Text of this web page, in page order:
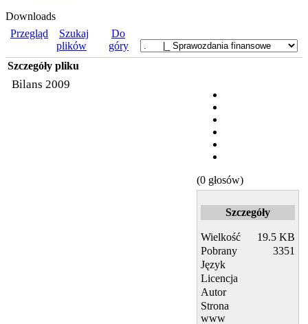
Downloads
Przegląd
Szukaj
plików
Do
góry
Szczegóły pliku
Bilans 2009
(0 głosów)
Szczegóły
Wielkość
19.5 KB
Pobrany
3351
Język
Licencja
Autor
Strona
www